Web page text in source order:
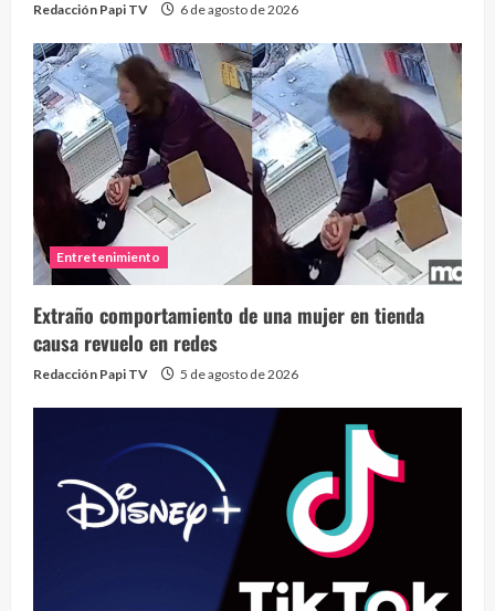
Redacción Papi TV 6 de agosto de 2026
Entretenimiento
Extraño comportamiento de una mujer en tienda
causa revuelo en redes
Redacción Papi TV 5 de agosto de 2026